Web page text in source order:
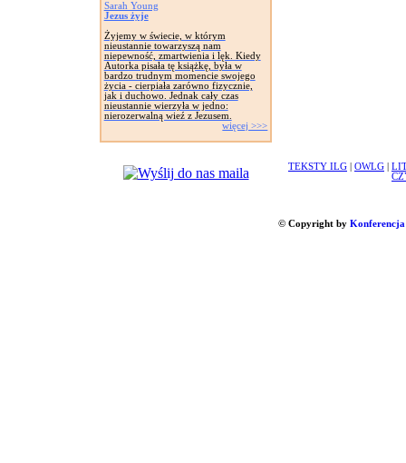
Sarah Young
Jezus żyje
Żyjemy w świecie, w którym
nieustannie towarzyszą nam
niepewność, zmartwienia i lęk. Kiedy
Autorka pisała tę książkę, była w
bardzo trudnym momencie swojego
życia - cierpiała zarówno fizycznie,
jak i duchowo. Jednak cały czas
nieustannie wierzyła w jedno:
nierozerwalną wieź z Jezusem.
więcej >>>
TEKSTY ILG OWLG
© Copyright by Konferencja